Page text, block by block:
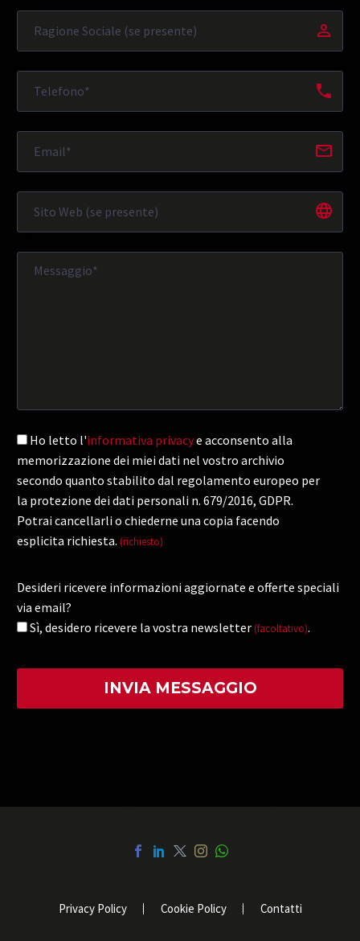
Ho letto l'informativa privacye acconsento alla
memorizzazione dei miei dati nel vostro archivio
secondo quanto stabilito dal regolamento europeo per
la protezione dei dati personali n. 679/2016, GDPR.
Potrai cancellarli o chiederne una copia facendo
esplicita richiesta. (richiesto)
Desideri ricevere informazioni aggiornate e offerte speciali
via email?
Sì, desidero ricevere la vostra newsletter (facoltativo).
Privacy Policy Cookie Policy Contatti